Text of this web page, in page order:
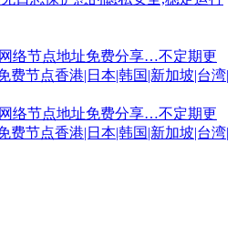
网络节点地址免费分享…不定期更
节点香港|日本|韩国|新加坡|台湾|
网络节点地址免费分享…不定期更
节点香港|日本|韩国|新加坡|台湾|